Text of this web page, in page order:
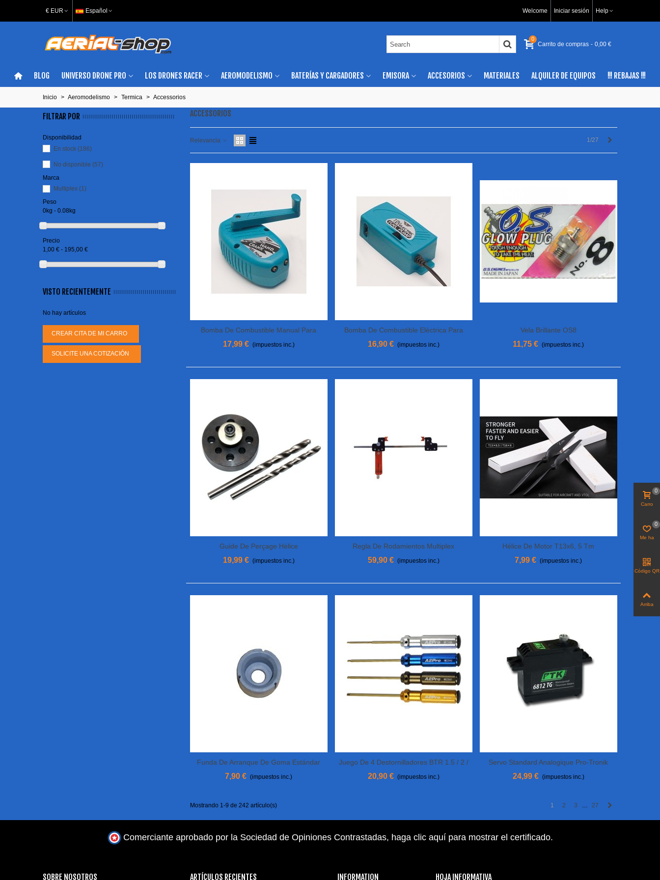
€ EUR Español Welcome Iniciar sesión Help
0
Carrito de compras - 0,00 €
BLOG UNIVERSO DRONE PRO LOS DRONES RACER AEROMODELISMO BATERÍAS Y CARGADORES EMISORA ACCESORIOS MATERIALES ALQUILER DE EQUIPOS !!! REBAJAS !!!
Inicio > Aeromodelismo > Termica > Accessorios
FILTRAR POR
Disponibilidad
En stock (186)
No disponible (57)
Marca
Multiplex (1)
Peso
0kg - 0.08kg
Precio
1,00 € - 195,00 €
VISTO RECIENTEMENTE
No hay artículos
CREAR CITA DE MI CARRO
SOLICITE UNA COTIZACIÓN
ACCESSORIOS
Relevancia 1/27
Añadir Al Carrito
Bomba De Combustible Manual Para
Metanol
17,99 € (impuestos inc.)
Ver Más
Bomba De Combustible Eléctrica Para
Metanol
16,90 € (impuestos inc.)
Añadir Al Carrito
Vela Brillante OS8
11,75 € (impuestos inc.)
Añadir Al Carrito
Guide De Perçage Hélice
19,99 € (impuestos inc.)
Añadir Al Carrito
Regla De Rodamientos Multiplex
59,90 € (impuestos inc.)
Añadir Al Carrito
Hélice De Motor T13x6, 5 Tm
7,99 € (impuestos inc.)
Añadir Al Carrito
Funda De Arranque De Goma Estándar
SULLIVAN
7,90 € (impuestos inc.)
Añadir Al Carrito
Juego De 4 Destornilladores BTR 1.5 / 2 /
2.5 / 3
20,90 € (impuestos inc.)
Añadir Al Carrito
Servo Standard Analogique Pro-Tronik
6812 TG-A
24,99 € (impuestos inc.)
Mostrando 1-9 de 242 artículo(s) 1 2 3 … 27
SOBRE NOSOTROS ARTÍCULOS RECIENTES INFORMATION HOJA INFORMATIVA
Comerciante aprobado por la Sociedad de Opiniones Contrastadas, haga clic aquí para mostrar el certificado.
Carro
0
Me ha
0
Código QR
Arriba